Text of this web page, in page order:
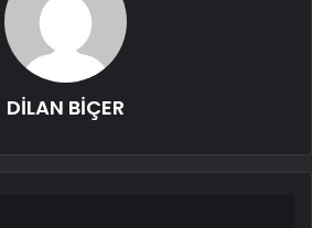
DİLAN BİÇER